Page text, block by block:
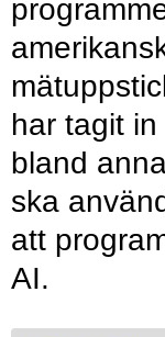
har tagit
bland
ska
att
AI.